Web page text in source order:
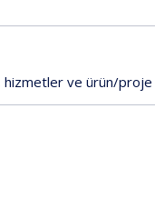
hizmetler ve ürün/proje